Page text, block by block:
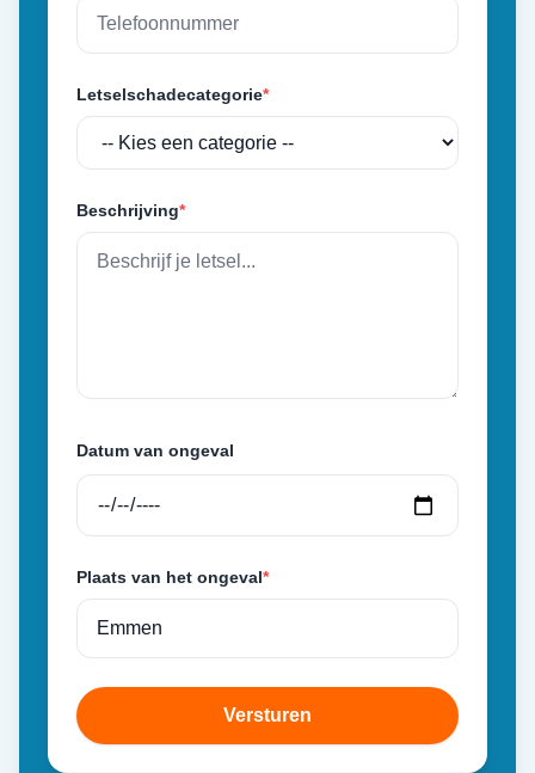
Letselschadecategorie*
Beschrijving*
Datum van ongeval
Plaats van het ongeval*
Versturen